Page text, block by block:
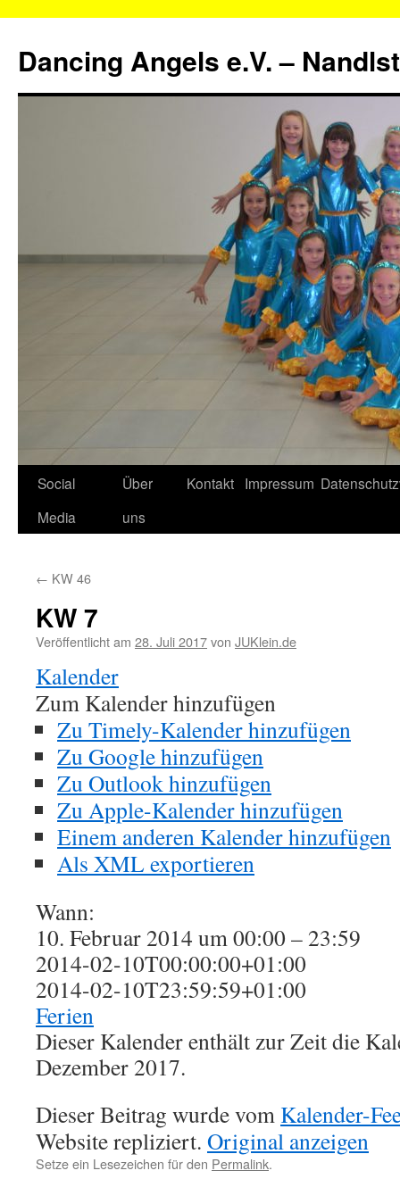
springen
Dancing Angels e.V. –
Social
Media
Über
uns
Kontakt Impressum
← KW 46
KW 7
Veröffentlicht am 28. Juli 2017von JUKlein.de
Kalender
Zum Kalender hinzufügen
Zu Timely-Kalender hinzufügen
Zu Google hinzufügen
Zu Outlook hinzufügen
Zu Apple-Kalender hinzufügen
Einem anderen Kalender hinzufügen
Als XML exportieren
Wann:
10. Februar 2014 um 00:00 – 23:59
2014-02-10T00:00:00+01:00
2014-02-10T23:59:59+01:00
Ferien
Dieser Kalender enthält zur Zeit die
Dezember 2017.
Dieser Beitrag wurde vom Kalender-
Website repliziert. Original anzeigen
Setze ein Lesezeichen für den Permalink.